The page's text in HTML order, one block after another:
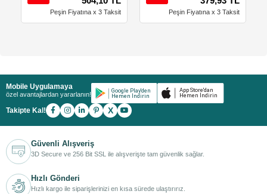
Peşin Fiyatına x 3 Taksit Peşin Fiyatına x 3 Taksit
Mobile Uygulamaya
özel avantajlardan yararlanın!
Takipte Kal! X
Güvenli Alışveriş
3D Secure ve 256 Bit SSL ile alışverişte tam güvenlik sağlar.
Hızlı Gönderi
Hızlı kargo ile siparişlerinizi en kısa sürede ulaştırırız.